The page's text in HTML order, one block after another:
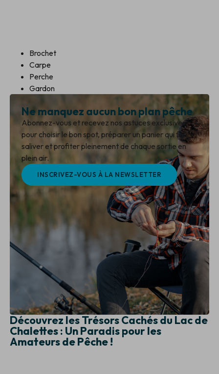
Brochet
Carpe
Perche
Gardon
Ne manquez aucun bon plan pêche
Abonnez-vous et recevez nos astuces exclusives
pour choisir le bon spot, préparer un panier qui fait
saliver et profiter pleinement de chaque sortie en
plein air.
INSCRIVEZ-VOUS À LA NEWSLETTER
Découvrez les Trésors Cachés du Lac de
Chalettes : Un Paradis pour les
Amateurs de Pêche !